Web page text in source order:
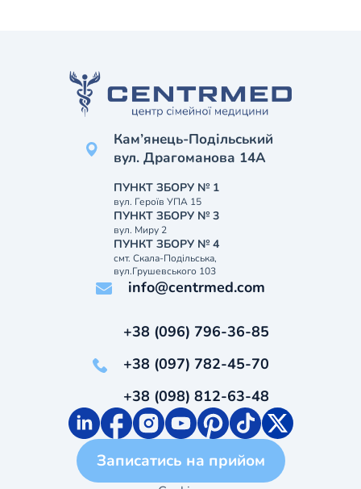
Кам’янець-Подільський
вул. Драгоманова 14А
ПУНКТ ЗБОРУ № 1
вул. Героїв УПА 15
ПУНКТ ЗБОРУ № 3
вул. Миру 2
ПУНКТ ЗБОРУ № 4
смт. Скала-Подільська,
вул.Грушевського 103
info@centrmed.com
+38 (096) 796-36-85
+38 (097) 782-45-70
+38 (098) 812-63-48
Записатись на прийом